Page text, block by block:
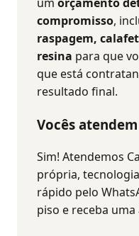
um orçamento
compromisso,
raspagem,
resina para que
que está
resultado final.
Vocês
Sim! Atendemos
própria,
rápido pelo
piso e receba